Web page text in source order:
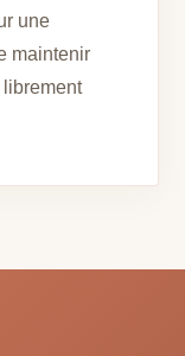
une
maintenir
librement